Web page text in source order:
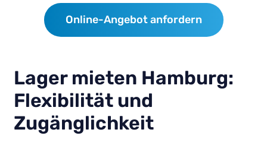
Online-Angebot anfordern
Lager mieten Hamburg:
Flexibilität und
Zugänglichkeit